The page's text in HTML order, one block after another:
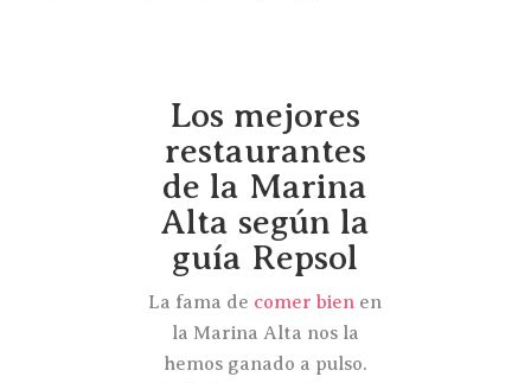
Los mejores
restaurantes
de la Marina
Alta según la
guía Repsol
La fama de comer bien en
la Marina Alta nos la
hemos ganado a pulso.